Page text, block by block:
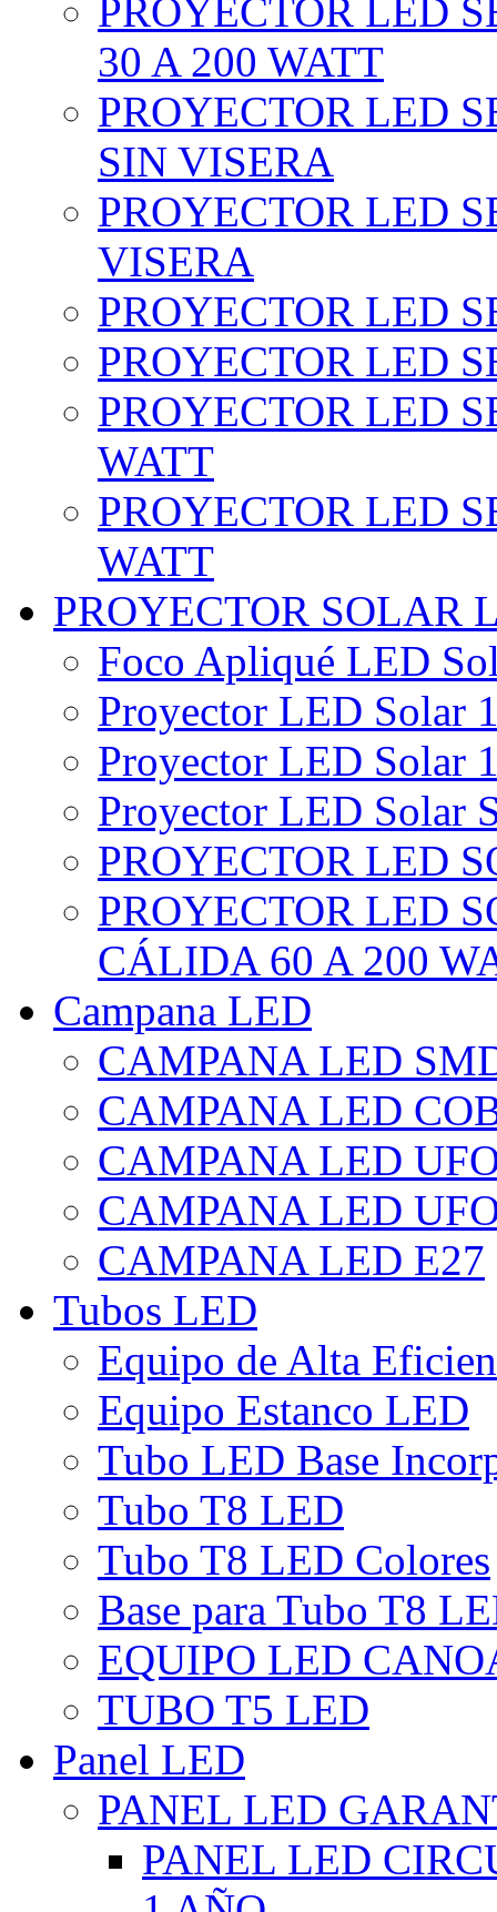
PROYECTOR LED
30 A 200 WATT
PROYECTOR LED
SIN VISERA
PROYECTOR LED
VISERA
PROYECTOR LED
PROYECTOR LED
PROYECTOR LED
WATT
PROYECTOR LED
WATT
PROYECTOR SOLAR
Foco Apliqué LED
Proyector LED Solar
Proyector LED Solar
Proyector LED Solar
PROYECTOR LED
PROYECTOR LED
CÁLIDA 60 A 200
Campana LED
CAMPANA LED
CAMPANA LED
CAMPANA LED
CAMPANA LED
CAMPANA LED E27
Tubos LED
Equipo de Alta
Equipo Estanco LED
Tubo LED Base
Tubo T8 LED
Tubo T8 LED Colores
Base para Tubo T8
EQUIPO LED
TUBO T5 LED
Panel LED
PANEL LED
PANEL LED